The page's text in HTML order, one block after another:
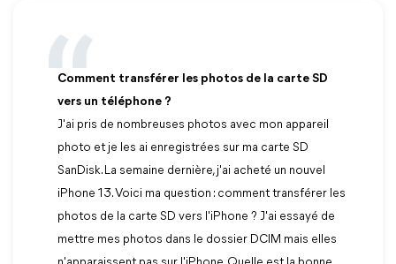
Comment transférer les photos de la carte SD
vers un téléphone ?
J'ai pris de nombreuses photos avec mon appareil
photo et je les ai enregistrées sur ma carte SD
SanDisk. La semaine dernière, j'ai acheté un nouvel
iPhone 13. Voici ma question : comment transférer les
photos de la carte SD vers l'iPhone ? J'ai essayé de
mettre mes photos dans le dossier DCIM mais elles